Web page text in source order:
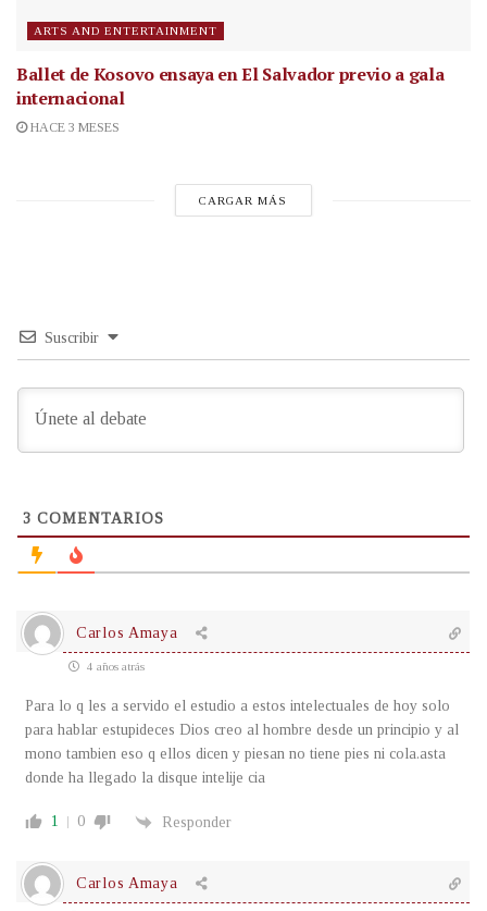
ARTS AND ENTERTAINMENT
Ballet de Kosovo ensaya en El Salvador previo a gala
internacional
HACE 3 MESES
CARGAR MÁS
Suscribir
3 COMENTARIOS
Carlos Amaya
4 años atrás
Para lo q les a servido el estudio a estos intelectuales de hoy solo
para hablar estupideces Dios creo al hombre desde un principio y al
mono tambien eso q ellos dicen y piesan no tiene pies ni cola.asta
donde ha llegado la disque intelije cia
1 0 Responder
Carlos Amaya